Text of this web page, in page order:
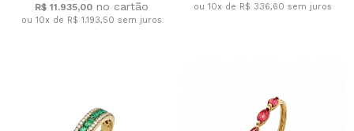
R$ 11.935,00
ou 10x de R$ 1.193,50 sem juros
ou 10x de R$ 336,60 sem juros